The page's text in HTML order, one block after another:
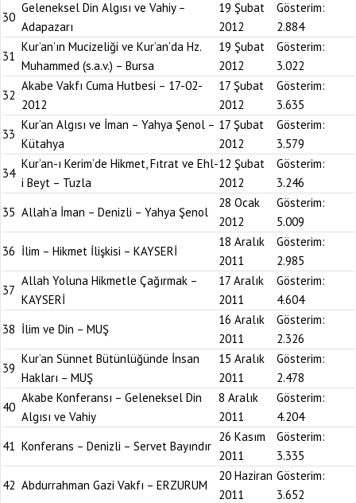
30
Geleneksel Din Algısı ve Vahiy –
Adapazarı
19 Şubat
2012
Gösterim:
2.884
31
Kur’an’ın Mucizeliği ve Kur’an’da Hz.
Muhammed (s.a.v.) – Bursa
19 Şubat
2012
Gösterim:
3.022
32
Akabe Vakfı Cuma Hutbesi – 17-02-
2012
17 Şubat
2012
Gösterim:
3.635
33
Kur’an Algısı ve İman – Yahya Şenol –
Kütahya
17 Şubat
2012
Gösterim:
3.579
34
Kur’an-ı Kerim’de Hikmet, Fıtrat ve Ehl-
i Beyt – Tuzla
12 Şubat
2012
Gösterim:
3.246
35 Allah’a İman – Denizli – Yahya Şenol
28 Ocak
2012
Gösterim:
5.009
36 İlim – Hikmet İlişkisi – KAYSERİ
18 Aralık
2011
Gösterim:
2.985
37
Allah Yoluna Hikmetle Çağırmak –
KAYSERİ
17 Aralık
2011
Gösterim:
4.604
38 İlim ve Din – MUŞ
16 Aralık
2011
Gösterim:
2.326
39
Kur’an Sünnet Bütünlüğünde İnsan
Hakları – MUŞ
15 Aralık
2011
Gösterim:
2.478
40
Akabe Konferansı – Geleneksel Din
Algısı ve Vahiy
8 Aralık
2011
Gösterim:
4.204
41 Konferans – Denizli – Servet Bayındır
26 Kasım
2011
Gösterim:
3.335
42 Abdurrahman Gazi Vakfı – ERZURUM
20 Haziran
2011
Gösterim:
3.652